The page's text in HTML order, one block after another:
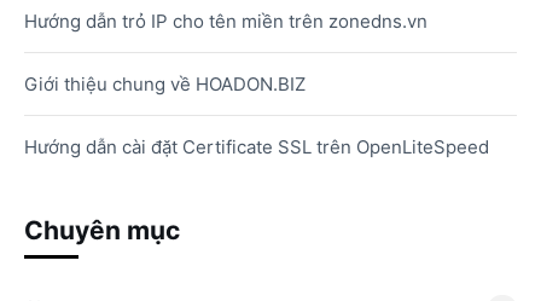
Hướng dẫn trỏ IP cho tên miền trên zonedns.vn
Giới thiệu chung về HOADON.BIZ
Hướng dẫn cài đặt Certificate SSL trên OpenLiteSpeed
Chuyên mục